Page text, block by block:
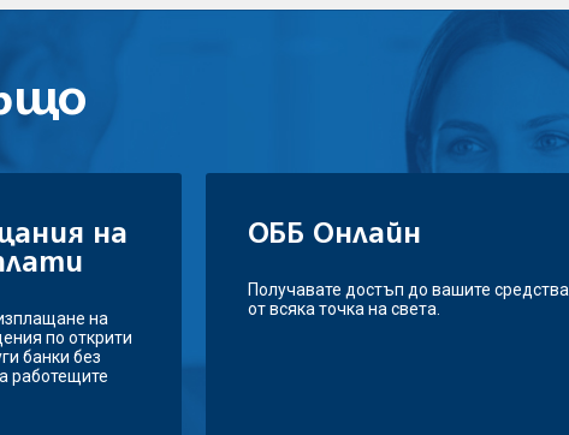
на
на
по открити
банки без
работещите
ОББ Онлайн
Получавате достъп до вашите средства
от всяка точка на света.